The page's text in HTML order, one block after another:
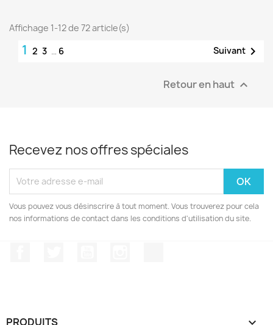
Affichage 1-12 de 72 article(s)
1 2 3 … 6 Suivant 
Retour en haut 
Recevez nos offres spéciales
Vous pouvez vous désinscrire à tout moment. Vous trouverez pour cela
nos informations de contact dans les conditions d'utilisation du site.
PRODUITS